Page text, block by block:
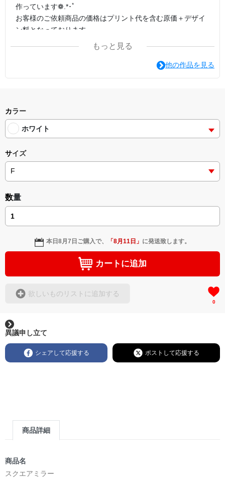
作っています❁.*･ﾟ
お客様のご依頼商品の価格はプリント代を含む原価＋デザイ
ン料となっております。
もっと見る
他の作品を見る
カラー
ホワイト
サイズ
数量
本日8月7日 ご購入で、 「8月11日 」 に発送致します。
カートに追加
欲しいものリストに追加する
0
異議申し立て
シェアして応援する ポストして応援する
商品詳細
商品名
スクエアミラー